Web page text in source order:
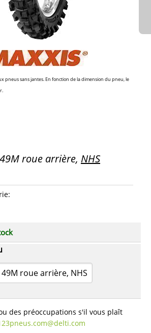
pneus sans jantes. En fonction de la dimension du pneu, le
roue arrière, NHS
:
49M roue arrière, NHS
des préoccupations s'il vous plaît